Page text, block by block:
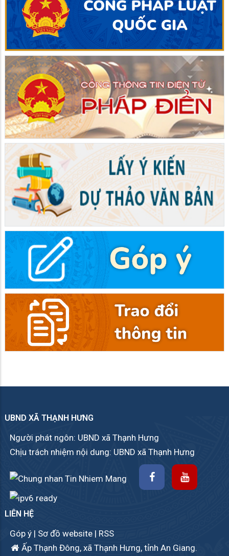
UBND XÃ THẠNH HƯNG
Người phát ngôn: UBND xã Thạnh Hưng
Chịu trách nhiệm nội dung: UBND xã Thạnh Hưng
LIÊN HỆ
Góp ý | Sơ đồ website | RSS
Ấp Thạnh Đông, xã Thạnh Hưng, tỉnh An Giang.